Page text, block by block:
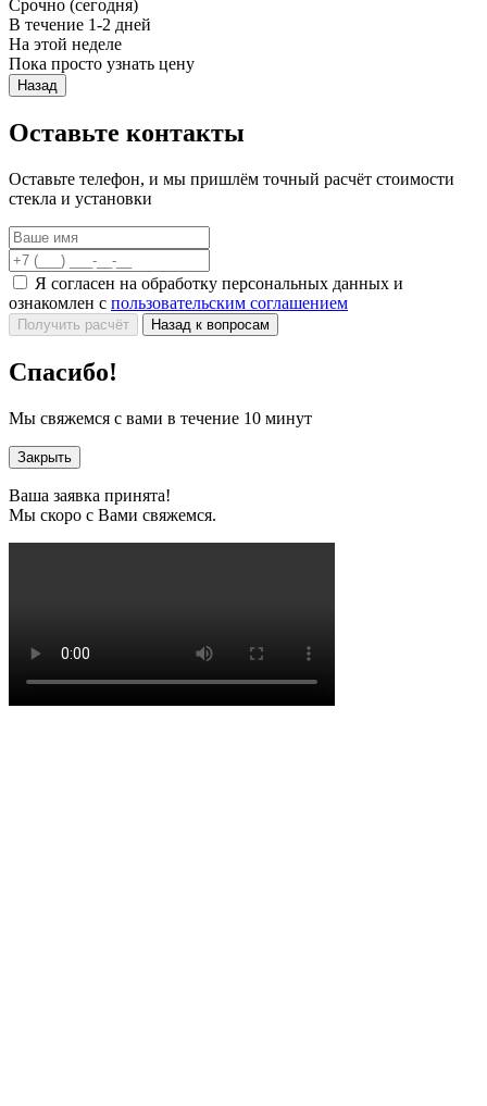
Срочно (сегодня)
В течение 1-2 дней
На этой неделе
Пока просто узнать цену
Назад
Оставьте контакты
Оставьте телефон, и мы пришлём точный расчёт стоимости
стекла и установки
Я согласен на обработку персональных данных и
ознакомлен с пользовательским соглашением
Получить расчёт Назад к вопросам
Спасибо!
Мы свяжемся с вами в течение 10 минут
Закрыть
Ваша заявка принята!
Мы скоро с Вами свяжемся.